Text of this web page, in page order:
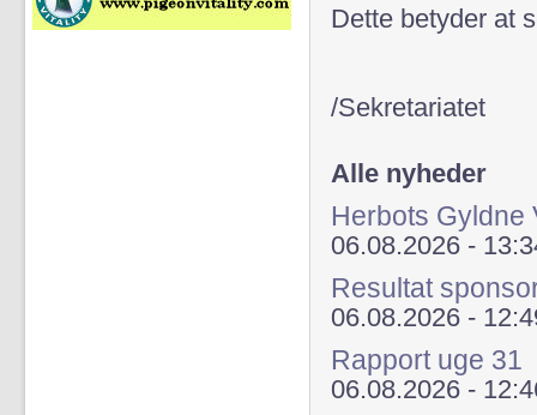
Dette betyder at
/Sekretariatet
Alle nyheder
Herbots Gyldne
06.08.2026 -
Resultat
06.08.2026 -
Rapport uge 31
06.08.2026 -